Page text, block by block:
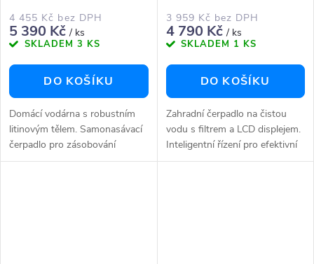
4 455 Kč bez DPH
5 390 Kč/ ks
SKLADEM 3 KS
DO KOŠÍKU
Domácí vodárna s robustním
litinovým tělem. Samonasávací
čerpadlo pro zásobování
domácnosti vodou (příp.
3 959 Kč bez DPH
4 790 Kč/ ks
SKLADEM 1 KS
DO KOŠÍKU
Zahradní čerpadlo na čistou
vodu s filtrem a LCD displejem.
Inteligentní řízení pro efektivní
automatický provoz s